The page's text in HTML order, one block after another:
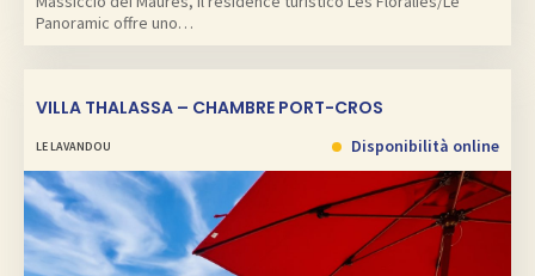
Panoramic offre uno…
VILLA THALASSA – CHAMBRE PORT-CROS
LE LAVANDOU Disponibilità online